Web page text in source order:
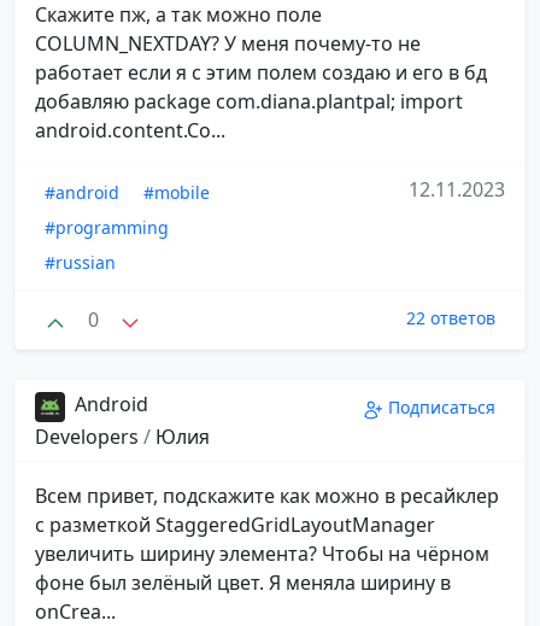
Скажите пж, а так можно поле
COLUMN_NEXTDAY? У меня почему-то не
работает если я с этим полем создаю и его в бд
добавляю package com.diana.plantpal; import
android.content.Co...
#android
#mobile
#programming
#russian
12.11.2023
0 22 ответов
Android
Developers / Юлия
Подписаться
Всем привет, подскажите как можно в ресайклер
с разметкой StaggeredGridLayoutManager
увеличить ширину элемента? Чтобы на чёрном
фоне был зелёный цвет. Я меняла ширину в
onCrea...